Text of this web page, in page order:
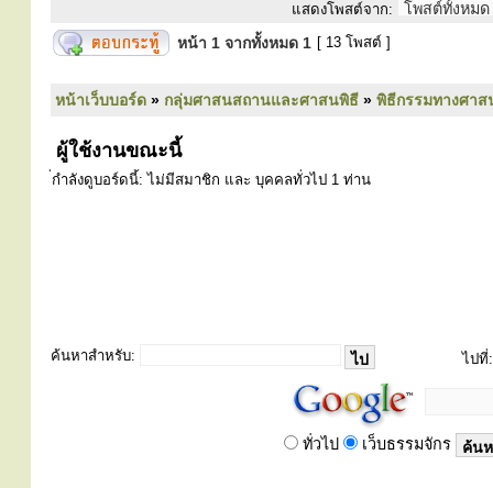
แสดงโพสต์จาก:
หน้า 1 จากทั้งหมด 1 [ 13 โพสต์ ]
หน้าเว็บบอร์ด » กลุ่มศาสนสถานและศาสนพิธี » พิธีกรรมทางศา
ผู้ใช้งานขณะนี้
่กำลังดูบอร์ดนี้: ไม่มีสมาชิก และ บุคคลทั่วไป 1 ท่าน
ค้นหาสำหรับ: ไปที่:
ทั่วไป เว็บธรรมจักร